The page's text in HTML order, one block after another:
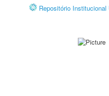
Repositório Institucional